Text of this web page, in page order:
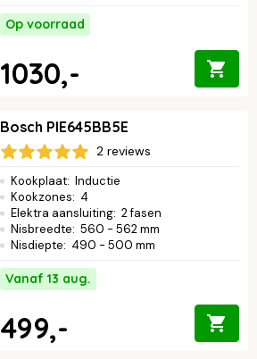
Op voorraad
1030,-
Bosch PIE645BB5E
2 reviews
Kookplaat: Inductie
Kookzones: 4
Elektra aansluiting: 2 fasen
Nisbreedte: 560 - 562 mm
Nisdiepte: 490 - 500 mm
Vanaf 13 aug.
499,-